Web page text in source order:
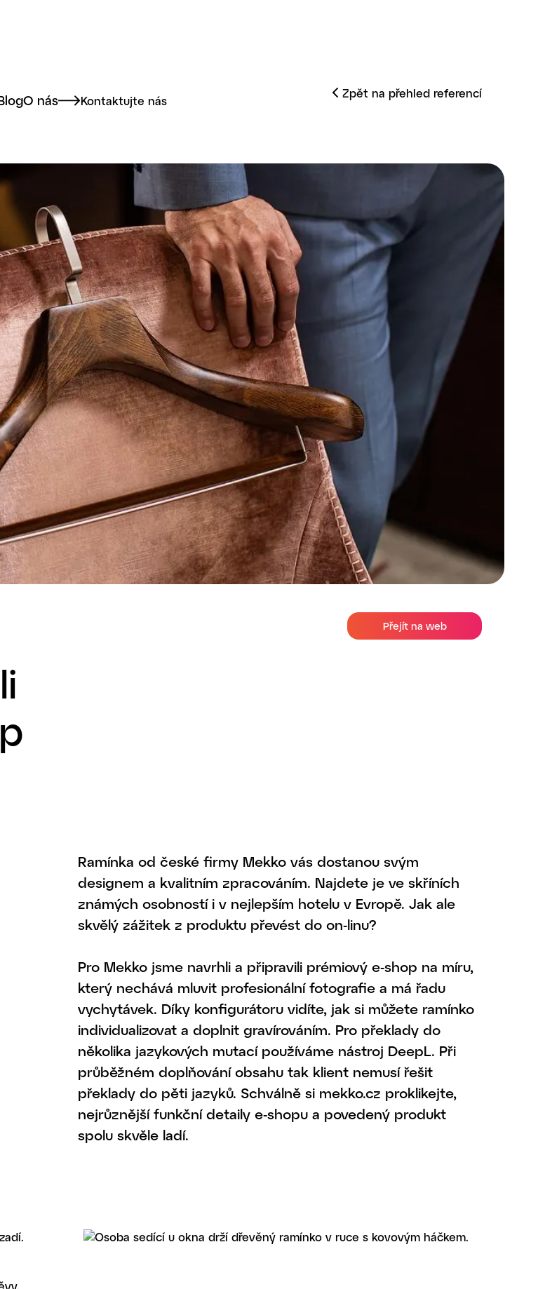
O nás Kontaktujte nás
Zpět na přehled referencí
Přejít na web
Ramínka od české firmy Mekko vás dostanou svým
designem a kvalitním zpracováním. Najdete je ve skříních
známých osobností i v nejlepším hotelu v Evropě. Jak ale
skvělý zážitek z produktu převést do on-linu?
Pro Mekko jsme navrhli a připravili prémiový e-shop na míru,
který nechává mluvit profesionální fotografie a má řadu
vychytávek. Díky konfigurátoru vidíte, jak si můžete ramínko
individualizovat a doplnit gravírováním. Pro překlady do
několika jazykových mutací používáme nástroj DeepL. Při
průběžném doplňování obsahu tak klient nemusí řešit
překlady do pěti jazyků. Schválně si mekko.cz proklikejte,
nejrůznější funkční detaily e-shopu a povedený produkt
spolu skvěle ladí.